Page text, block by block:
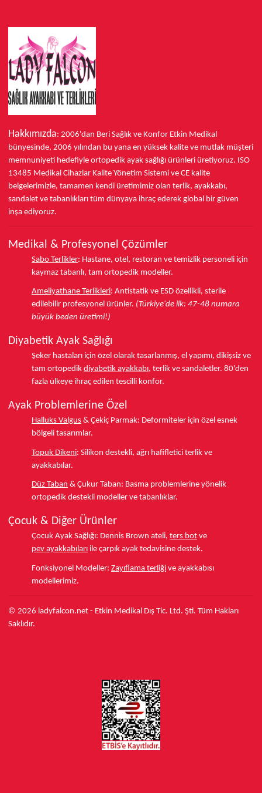
Hakkımızda: 2006'dan Beri Sağlık ve Konfor Etkin Medikal
bünyesinde, 2006 yılından bu yana en yüksek kalite ve mutlak müşteri
memnuniyeti hedefiyle ortopedik ayak sağlığı ürünleri üretiyoruz. ISO
13485 Medikal Cihazlar Kalite Yönetim Sistemi ve CE kalite
belgelerimizle, tamamen kendi üretimimiz olan terlik, ayakkabı,
sandalet ve tabanlıkları tüm dünyaya ihraç ederek global bir güven
inşa ediyoruz.
Medikal & Profesyonel Çözümler
Sabo Terlikler: Hastane, otel, restoran ve temizlik personeli için
kaymaz tabanlı, tam ortopedik modeller.
Ameliyathane Terlikleri: Antistatik ve ESD özellikli, sterile
edilebilir profesyonel ürünler. (Türkiye'de ilk: 47-48 numara
büyük beden üretimi!)
Diyabetik Ayak Sağlığı
Şeker hastaları için özel olarak tasarlanmış, el yapımı, dikişsiz ve
tam ortopedik diyabetik ayakkabı, terlik ve sandaletler. 80'den
fazla ülkeye ihraç edilen tescilli konfor.
Ayak Problemlerine Özel
Halluks Valgus & Çekiç Parmak: Deformiteler için özel esnek
bölgeli tasarımlar.
Topuk Dikeni: Silikon destekli, ağrı hafifletici terlik ve
ayakkabılar.
Düz Taban & Çukur Taban: Basma problemlerine yönelik
ortopedik destekli modeller ve tabanlıklar.
Çocuk & Diğer Ürünler
Çocuk Ayak Sağlığı: Dennis Brown ateli, ters bot ve
pev ayakkabıları ile çarpık ayak tedavisine destek.
Fonksiyonel Modeller: Zayıflama terliği ve ayakkabısı
modellerimiz.
© 2026 ladyfalcon.net - Etkin Medikal Dış Tic. Ltd. Şti. Tüm Hakları
Saklıdır.